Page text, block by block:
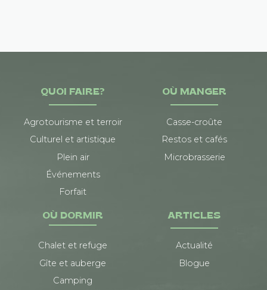
QUOI FAIRE?
Agrotourisme et terroir
Culturel et artistique
Plein air
Événements
Forfait
OÙ MANGER
Casse-croûte
Restos et cafés
Microbrasserie
OÙ DORMIR
Chalet et refuge
Gîte et auberge
Camping
ARTICLES
Actualité
Blogue